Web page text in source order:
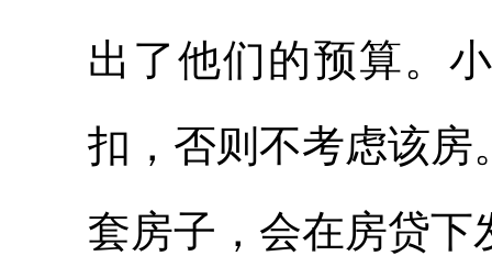
出了他们的预算。
扣，否则不考虑该房
套房子，会在房贷下